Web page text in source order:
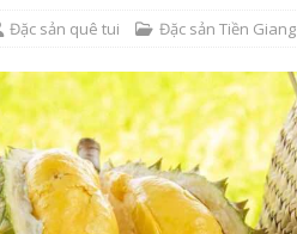
Đặc sản quê tui Đặc sản Tiền Giang